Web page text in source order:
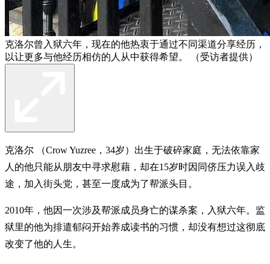
克洛尔曾入狱六年，现在的他热衷于通过不同渠道分享经历，
以让更多与他经历相仿的人从中获得希望。 （受访者提供）
克洛尔 （Crow Yuzree，34岁）出生于破碎家庭，无法依靠家
人的他只能从朋友中寻求慰藉，却在15岁时因同侪压力误入歧
途，加入街头党，甚至一度成为了帮派头目。
2010年，他因一次涉及帮派成员身亡的谋杀案，入狱六年。监
狱里的他为排遣郁闷开始养成读书的习惯，却没有想过这彻底
改变了他的人生。